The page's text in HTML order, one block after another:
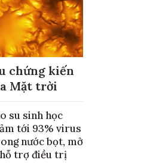
chứng kiến
Mặt trời
su sinh học
tới 93% virus
nước bọt, mở
trợ điều trị